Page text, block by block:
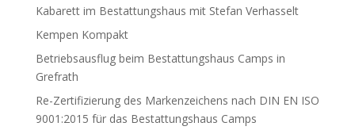
Kabarett im Bestattungshaus mit Stefan Verhasselt
Kempen Kompakt
Betriebsausflug beim Bestattungshaus Camps in
Grefrath
Re-Zertifizierung des Markenzeichens nach DIN EN ISO
9001:2015 für das Bestattungshaus Camps